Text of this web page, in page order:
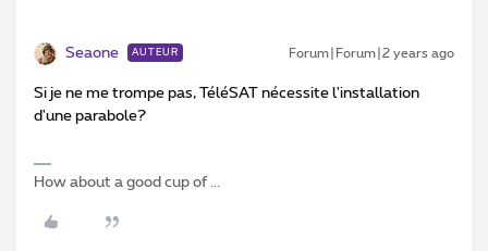
Seaone AUTEUR Forum|Forum|2 years ago
Si je ne me trompe pas, TéléSAT nécessite l'installation
d'une parabole?
How about a good cup of ...